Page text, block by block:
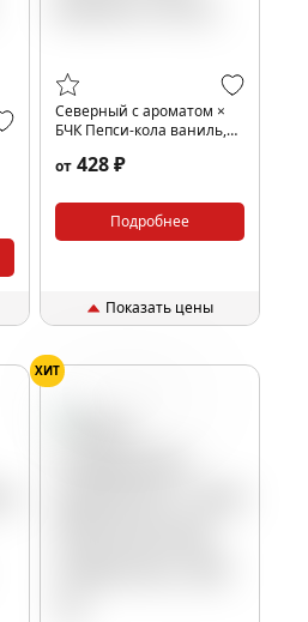
Северный с ароматом ×
БЧК Пепси-кола ваниль,
от 428 ₽
Подробнее
Показать цены
ХИТ